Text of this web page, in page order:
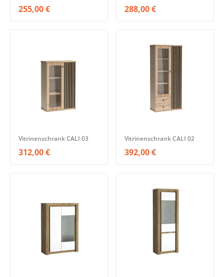
255,00 € 288,00 €
Vitrinenschrank CALI 03
312,00 €
Vitrinenschrank CALI 02
392,00 €